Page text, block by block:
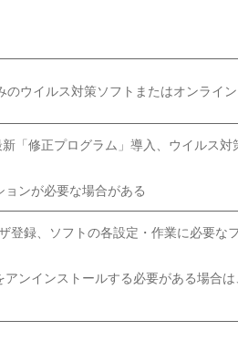
ウイルス対策ソフトまたはオンライ
「修正プログラム」導入、ウイルス
ンが必要な場合がある
登録、ソフトの各設定・作業に必要な
ンインストールする必要がある場合